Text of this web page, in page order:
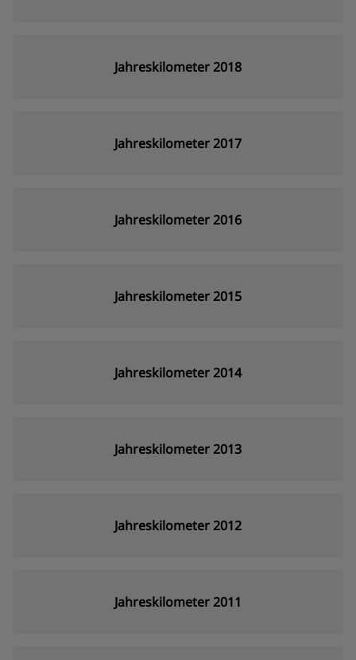
Jahreskilometer 2018
Jahreskilometer 2017
Jahreskilometer 2016
Jahreskilometer 2015
Jahreskilometer 2014
Jahreskilometer 2013
Jahreskilometer 2012
Jahreskilometer 2011